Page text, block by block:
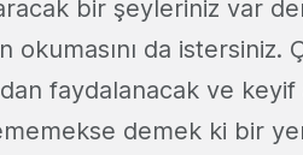
bir şeyleriniz var
okumasını da istersiniz.
faydalanacak ve
demek ki bir